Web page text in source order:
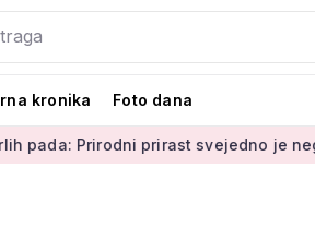
kronika Foto dana
prirast svejedno je negativan